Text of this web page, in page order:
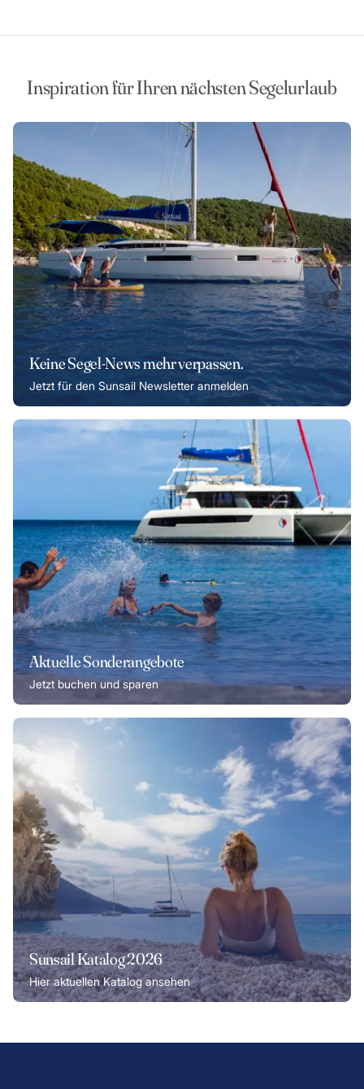
Inspiration für Ihren nächsten Segelurlaub
Keine Segel-News mehr verpassen.
Jetzt für den Sunsail Newsletter anmelden
Aktuelle Sonderangebote
Jetzt buchen und sparen
Sunsail Katalog 2026
Hier aktuellen Katalog ansehen